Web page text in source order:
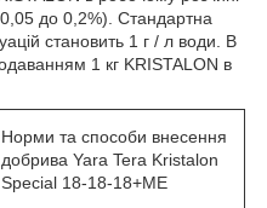
0,05 до 0,2%). Стандартна
становить 1 г / л води. В
1 кг KRISTALON в
Норми та способи внесення
добрива Yara Tera Kristalon
Special 18-18-18+МЕ